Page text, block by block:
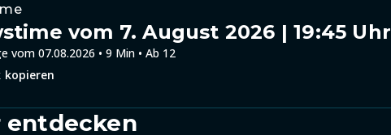
vom 7. August 2026 | 19:45 Uhr
vom 07.08.2026 • 9 Min • Ab 12
kopieren
entdecken